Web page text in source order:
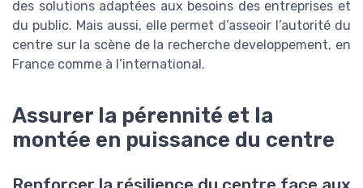
des solutions adaptées aux besoins des entreprises et
du public. Mais aussi, elle permet d’asseoir l’autorité du
centre sur la scène de la recherche developpement, en
France comme à l’international.
Assurer la pérennité et la
montée en puissance du centre